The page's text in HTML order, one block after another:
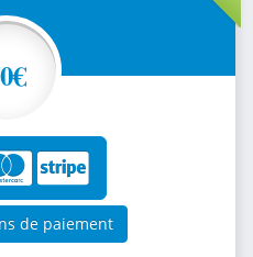
de paiement